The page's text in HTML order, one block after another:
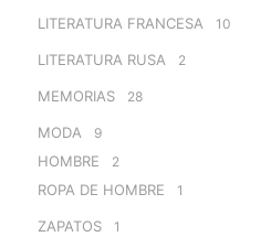
LITERATURA FRANCESA 10
LITERATURA RUSA 2
MEMORIAS 28
MODA 9
HOMBRE 2
ROPA DE HOMBRE 1
ZAPATOS 1